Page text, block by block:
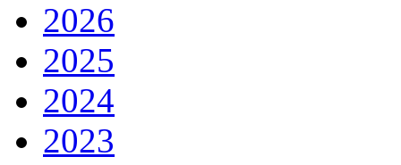
2026
2025
2024
2023